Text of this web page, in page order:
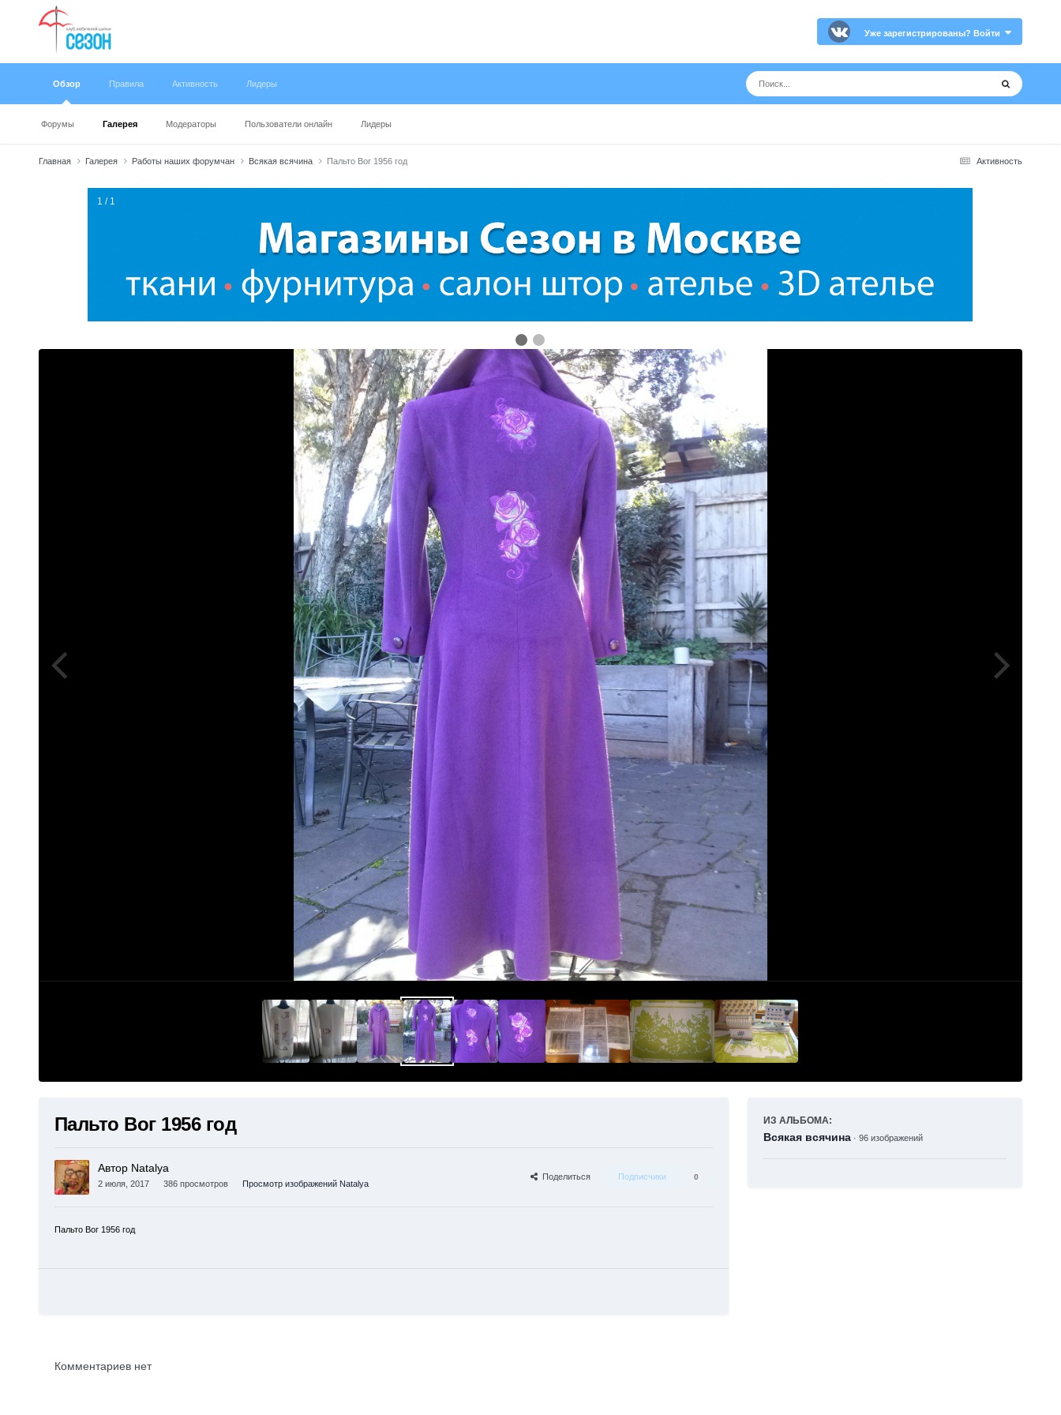
Уже зарегистрированы? Войти
Обзор
Форумы Галерея Модераторы Пользователи онлайн Лидеры
Правила Активность Лидеры
Активность
Главная Галерея Работы наших форумчан Всякая всячина Пальто Вог 1956 год
1 / 1
Пальто Вог 1956 год
Автор Natalya
2 июля, 2017 386 просмотров Просмотр изображений Natalya
Поделиться Подписчики 0
Пальто Вог 1956 год
ИЗ АЛЬБОМА:
Всякая всячина · 96 изображений
Комментариев нет